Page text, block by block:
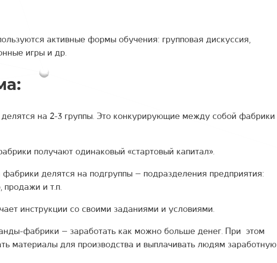
активные формы обучения: групповая дискуссия,
игры и др.
делятся на 2-3 группы. Это конкурирующие между собой фабрики
получают одинаковый «стартовый капитал».
делятся на подгруппы – подразделения предприятия:
продажи и т.п.
инструкции со своими заданиями и условиями.
фабрики – заработать как можно больше денег. При этом
материалы для производства и выплачивать людям заработную